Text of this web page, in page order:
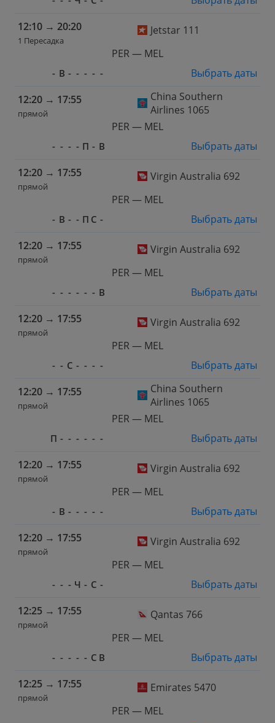
12:10 → 20:20
1 Пересадка
Jetstar 111
PER — MEL
- В - - - - -
Выбрать даты
12:20 → 17:55
прямой
China Southern
Airlines 1065
PER — MEL
- - - - П - В
Выбрать даты
12:20 → 17:55
прямой
Virgin Australia 692
PER — MEL
- В - - П С -
Выбрать даты
12:20 → 17:55
прямой
Virgin Australia 692
PER — MEL
- - - - - - В
Выбрать даты
12:20 → 17:55
прямой
Virgin Australia 692
PER — MEL
- - С - - - -
Выбрать даты
12:20 → 17:55
прямой
China Southern
Airlines 1065
PER — MEL
П - - - - - -
Выбрать даты
12:20 → 17:55
прямой
Virgin Australia 692
PER — MEL
- В - - - - -
Выбрать даты
12:20 → 17:55
прямой
Virgin Australia 692
PER — MEL
- - - Ч - С -
Выбрать даты
12:25 → 17:55
прямой
Qantas 766
PER — MEL
- - - - - С В
Выбрать даты
12:25 → 17:55
прямой
Emirates 5470
PER — MEL